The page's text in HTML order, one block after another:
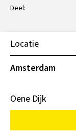
Deel:
Locatie
Amsterdam
Oene Dijk